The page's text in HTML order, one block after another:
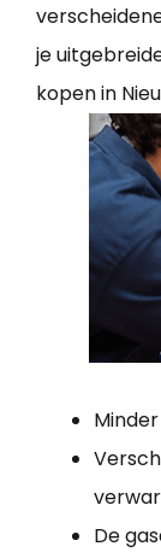
je
kopen in
De